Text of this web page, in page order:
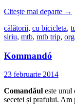
Citește mai departe →
călătorii, cu bicicleta,
siriu, mtb, mtb trip,
Kommandó
23 februarie 2014
Comandăul este unul
secetei și prafului. Am